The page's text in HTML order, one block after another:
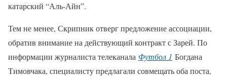
катарский “Аль-Айн”.
Тем не менее, Скрипник отверг предложение ассоциации,
обратив внимание на действующий контракт с Зарей. По
информации журналиста телеканала Футбол 1 Богдана
Тимовчака, специалисту предлагали совмещать оба поста,